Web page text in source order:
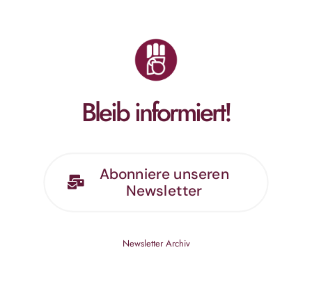
Bleib informiert!
Abonniere unseren
Newsletter
Newsletter Archiv